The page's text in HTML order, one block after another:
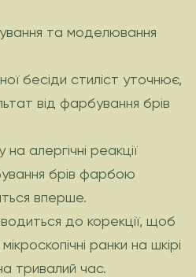
та моделювання
бесіди стиліст уточнює,
від фарбування брів
алергічні реакції
брів фарбою
вперше.
до корекції, щоб
ранки на шкірі
тривалий час.